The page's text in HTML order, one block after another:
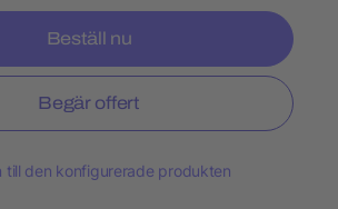
Beställ nu
Begär offert
till den konfigurerade produkten